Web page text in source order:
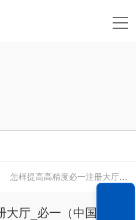
怎样提高高精度必一注册大厅_必一（中国）的精度以及制冷效果下降的原因是什么？
厅_必一（中国）的